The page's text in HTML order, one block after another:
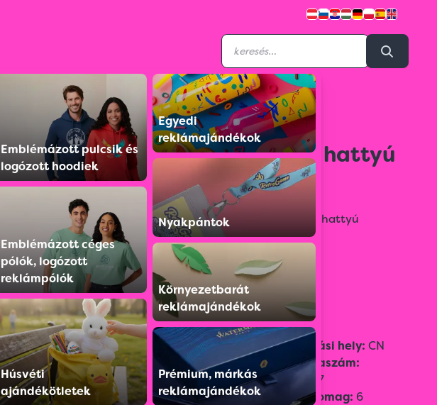
Emblémázott pulcsik és
logózott hoodiek
Emblémázott céges
pólók, logózott
reklámpólók
Húsvéti
ajándékötletek
Egyedi
reklámajándékok
Nyakpántok
Környezetbarát
reklámajándékok
Prémium, márkás
reklámajándékok
5525498
Felfújható matrac hattyú
formában
Felfújható úszómatrac arany színű hattyú
formában, 2 fogantyúval.
Színválaszték:
Szín:
Arany
Méret:
150 x 150 x 120
cm
Emblémázási
Származási hely: CN
Vámtarifaszám:
39269097
Gyűjtőcsomag: 6